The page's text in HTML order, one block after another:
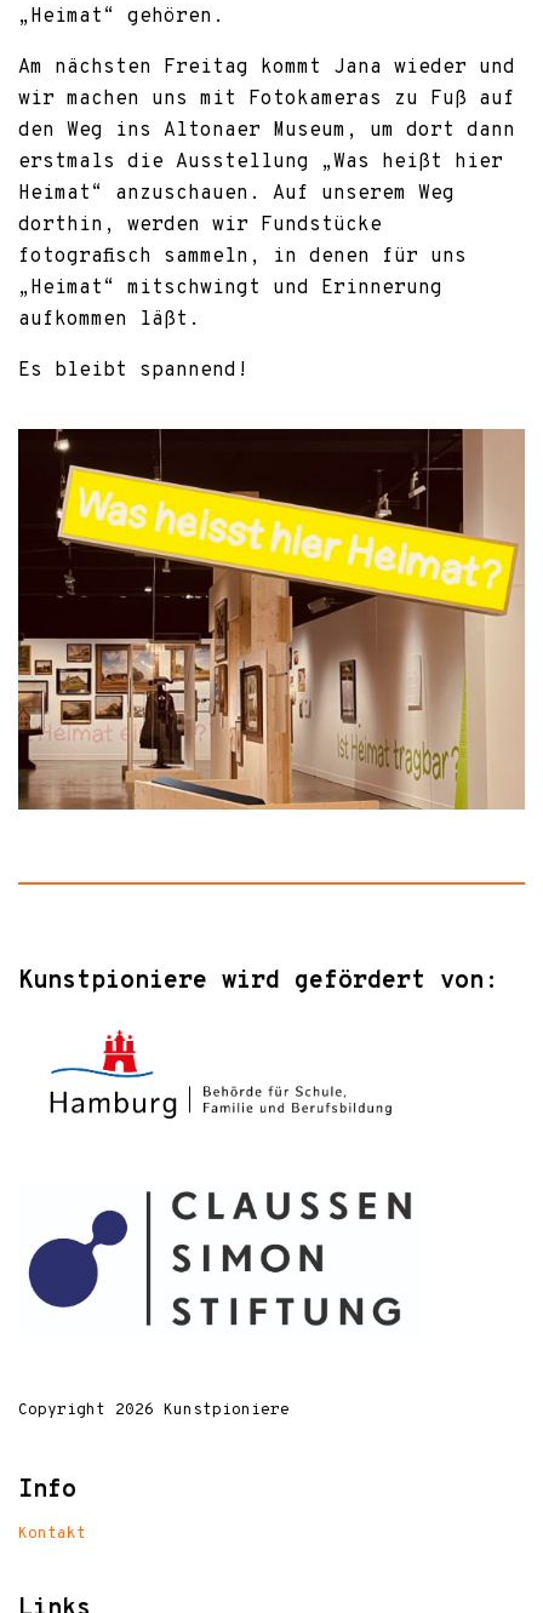
„Heimat“ gehören.
Am nächsten Freitag kommt Jana wieder und
wir machen uns mit Fotokameras zu Fuß auf
den Weg ins Altonaer Museum, um dort dann
erstmals die Ausstellung „Was heißt hier
Heimat“ anzuschauen. Auf unserem Weg
dorthin, werden wir Fundstücke
fotografisch sammeln, in denen für uns
„Heimat“ mitschwingt und Erinnerung
aufkommen läßt.
Es bleibt spannend!
Kunstpioniere wird gefördert von:
Copyright 2026 Kunstpioniere
Info
Kontakt